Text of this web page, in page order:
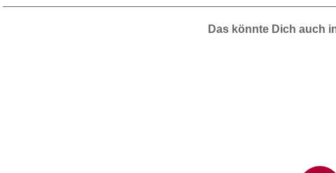
Das könnte Dich auch